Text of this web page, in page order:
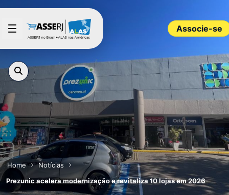
Pular para o Conteúdo principal
Associe-se
Home
Notícias
Prezunic acelera modernização e revitaliza 10 lojas em 2026